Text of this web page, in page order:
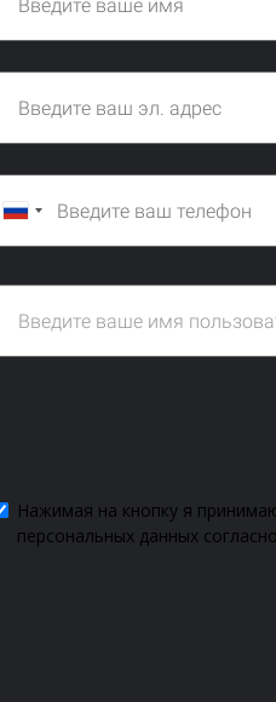
Нажимая на кнопку я
персональных данных согласно